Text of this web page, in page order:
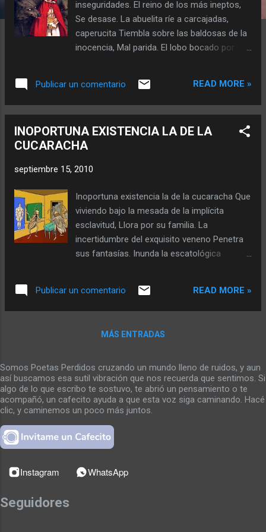
inseguridades. El reino de los más ineptos,
Se desase. La abuelita ríe a carcajadas,
caperucita Tiembla sobre las baldosas de la
inocencia, Mal parida. El lobo bocado por
hipocresía realiza su mejor pintura. Los
leviatanes la contemplan, susurran en
la abuelita deje de reír.
Publicar un comentario READ MORE »
INOPORTUNA EXISTENCIA LA DE LA
CUCARACHA
septiembre 15, 2010
Inoportuna existencia la de la cucaracha Que
viviendo bajo la mesada de la implícita
esclavitud, Llora por su familia. La
incertidumbre del exquisito veneno Penetra
sus fantasías. Inunda la escatológica
necedades. Aromas de muerte se perciben
en el lugar, Y leyendo el diario, caen sobre el
Trasparente. Que son tragadas con triste
percepción, De un esquicito veneno
comprado en oferta
Publicar un comentario READ MORE »
MÁS ENTRADAS
Somos Poetas Perdidos cruzando un mundo lleno de ruidos, y aun
así buscamos esa sutil vibración que nos recuerda que sentimos. Si
algo de lo que escribo te sostuvo, te abrió un pensamiento o te
acompañó, un cafecito ayuda a que esta voz siga caminando. Hacé
clic, y caminemos un poco más juntos.
Instagram WhatsApp
Seguidores